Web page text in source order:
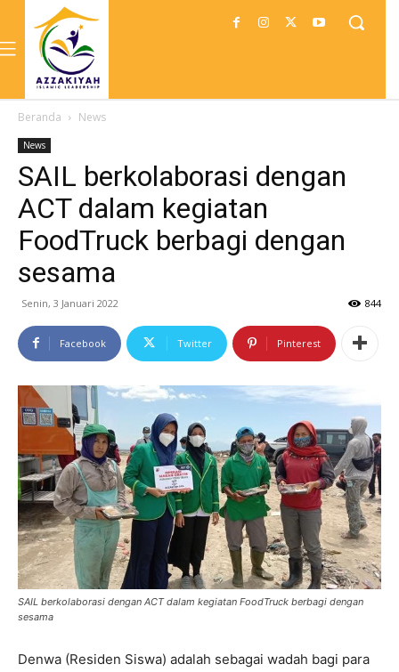
Beranda News
News
SAIL berkolaborasi dengan
ACT dalam kegiatan
FoodTruck berbagi dengan
sesama
Senin, 3 Januari 2022 844
Facebook Twitter Pinterest
SAIL berkolaborasi dengan ACT dalam kegiatan FoodTruck berbagi dengan
sesama
Denwa (Residen Siswa) adalah sebagai wadah bagi para